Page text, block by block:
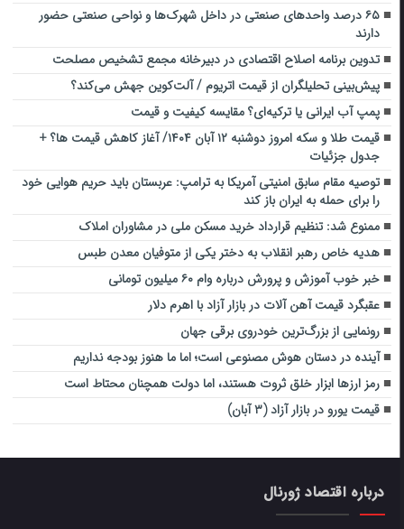
۶۵ درصد واحدهای صنعتی در داخل شهرک‌ها و نواحی صنعتی حضور
دارند
تدوین برنامه اصلاح اقتصادی در دبیرخانه مجمع تشخیص مصلحت
پیش‌بینی تحلیلگران از قیمت اتریوم / آلت‌کوین جهش می‌کند؟
پمپ آب ایرانی یا ترکیه‌ای؟ مقایسه کیفیت و قیمت
قیمت طلا و سکه امروز دوشنبه ۱۲ آبان ۱۴۰۴/ آغاز کاهش قیمت ها؟ +
جدول جزئیات
توصیه‌ مقام سابق امنیتی آمریکا به ترامپ: عربستان باید حریم هوایی خود
را برای حمله به ایران باز کند
ممنوع شد: تنظیم قرارداد خرید مسکن ملی در مشاوران املاک
هدیه خاص رهبر انقلاب به دختر یکی از متوفیان معدن طبس
خبر خوب آموزش و پرورش درباره وام ۶۰ میلیون تومانی
عقبگرد قیمت آهن آلات در بازار آزاد با اهرم دلار
رونمایی از بزرگ‌ترین خودروی برقی جهان
آینده در دستان هوش مصنوعی است؛ اما ما هنوز بودجه نداریم
رمز ارزها ابزار خلق ثروت هستند، اما دولت همچنان محتاط است
قیمت یورو در بازار آزاد (۳ آبان)
درباره اقتصاد ژورنال